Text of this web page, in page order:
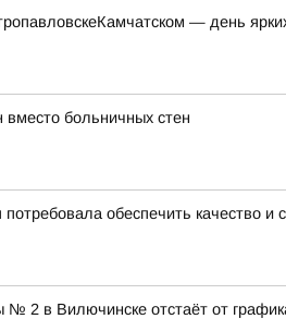
— день
вместо больничных стен
обеспечить качество
№ 2 в Вилючинске отстаёт от